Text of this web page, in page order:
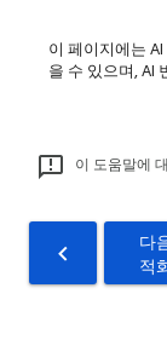
이 페이지에는
을 수 있으며, AI
이 도움말에
다
적